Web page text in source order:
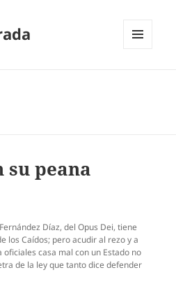
su peana
Díaz, del Opus Dei, tiene
los Caídos; pero acudir al rezo y a
casa mal con un Estado no
de la ley que tanto dice defender